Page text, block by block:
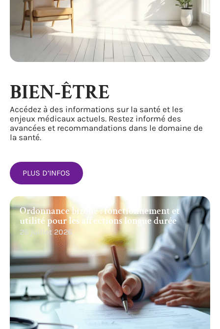
Ordonnance bizone : fonctionnement et
utilité pour les affections longue durée
26 juillet 2026
BIEN-ÊTRE
Accédez à des informations sur la santé et les
enjeux médicaux actuels. Restez informé des
avancées et recommandations dans le domaine de
la santé.
PLUS D’INFOS